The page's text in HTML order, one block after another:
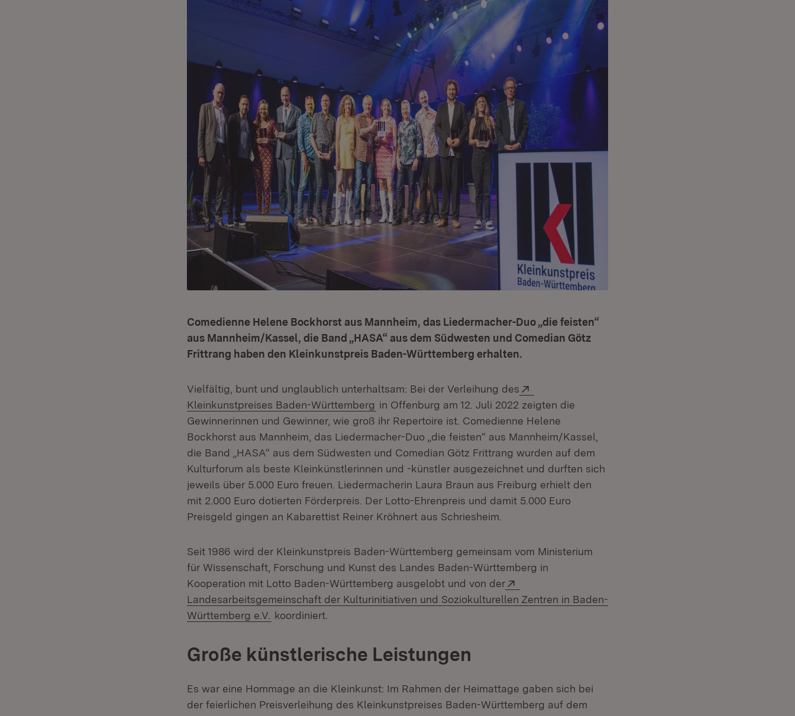
Comedienne Helene Bockhorst aus Mannheim, das Liedermacher-Duo „die feisten“
aus Mannheim/Kassel, die Band „HASA“ aus dem Südwesten und Comedian Götz
Frittrang haben den Kleinkunstpreis Baden-Württemberg erhalten.
Vielfältig, bunt und unglaublich unterhaltsam: Bei der Verleihung des
Kleinkunstpreises Baden-Württemberg (Öffnet in neuem Fenster)
in Offenburg am 12. Juli 2022 zeigten die
Gewinnerinnen und Gewinner, wie groß ihr Repertoire ist. Comedienne Helene
Bockhorst aus Mannheim, das Liedermacher-Duo „die feisten“ aus Mannheim/Kassel,
die Band „HASA“ aus dem Südwesten und Comedian Götz Frittrang wurden auf dem
Kulturforum als beste Kleinkünstlerinnen und -künstler ausgezeichnet und durften sich
jeweils über 5.000 Euro freuen. Liedermacherin Laura Braun aus Freiburg erhielt den
mit 2.000 Euro dotierten Förderpreis. Der Lotto-Ehrenpreis und damit 5.000 Euro
Preisgeld gingen an Kabarettist Reiner Kröhnert aus Schriesheim.
Seit 1986 wird der Kleinkunstpreis Baden-Württemberg gemeinsam vom Ministerium
für Wissenschaft, Forschung und Kunst des Landes Baden-Württemberg in
Kooperation mit Lotto Baden-Württemberg ausgelobt und von der
Landesarbeitsgemeinschaft der Kulturinitiativen und Soziokulturellen Zentren in Baden-
Württemberg e.V. (Öffnet in neuem Fenster)
koordiniert.
Große künstlerische Leistungen
Es war eine Hommage an die Kleinkunst: Im Rahmen der Heimattage gaben sich bei
der feierlichen Preisverleihung des Kleinkunstpreises Baden-Württemberg auf dem